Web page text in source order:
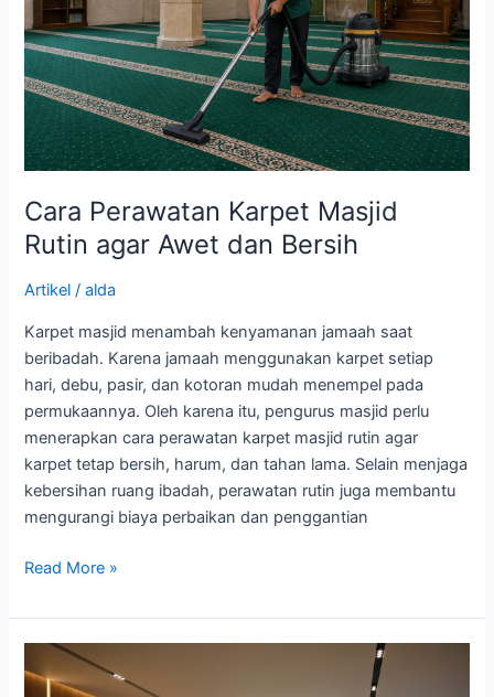
Cara Perawatan Karpet Masjid
Rutin agar Awet dan Bersih
Artikel /alda
Karpet masjid menambah kenyamanan jamaah saat
beribadah. Karena jamaah menggunakan karpet setiap
hari, debu, pasir, dan kotoran mudah menempel pada
permukaannya. Oleh karena itu, pengurus masjid perlu
menerapkan cara perawatan karpet masjid rutin agar
karpet tetap bersih, harum, dan tahan lama. Selain menjaga
kebersihan ruang ibadah, perawatan rutin juga membantu
mengurangi biaya perbaikan dan penggantian
agar
Awet
dan
Bersih
Read More »
Menata
Ruang